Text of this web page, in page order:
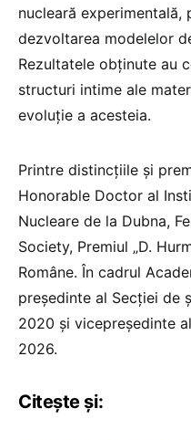
nucleară experimentală,
dezvoltarea modelelor
Rezultatele obținute au
structuri intime ale
evoluţie a acesteia.
Printre distincțiile și
Honorable Doctor al
Nucleare de la Dubna,
Society, Premiul „D.
Române. În cadrul
președinte al Secției de
2020 și vicepreședinte
2026.
Citește și: